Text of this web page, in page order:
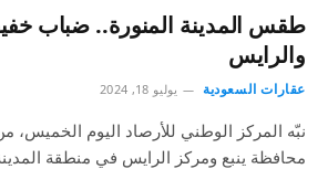
طقس المدينة المنورة.. ضباب
والرايس
عقارات السعودية يوليو 18, 2024
نبّه المركز الوطني للأرصاد اليوم
محافظة ينبع ومركز الرايس في منطقة